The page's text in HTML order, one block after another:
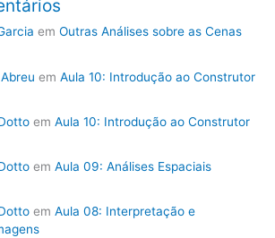
em Outras Análises sobre as Cenas
em Aula 10: Introdução ao Construtor
em Aula 10: Introdução ao Construtor
em Aula 09: Análises Espaciais
em Aula 08: Interpretação e